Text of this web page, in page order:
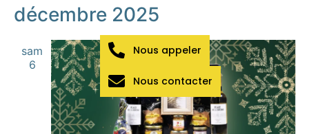
décembre 2025
sam
6
Nous appeler
Nous contacter